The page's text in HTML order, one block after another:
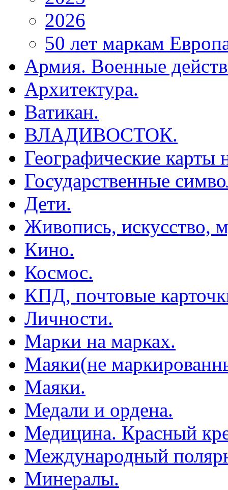
2026
50 лет маркам
Армия. Военные
Архитектура.
Ватикан.
ВЛАДИВОСТОК.
Географические карты
Государственные
Дети.
Живопись, искусство,
Кино.
Космос.
КПД, почтовые
Личности.
Марки на марках.
Маяки(не
Маяки.
Медали и ордена.
Медицина. Красный
Международный
Минералы.